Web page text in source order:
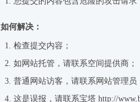
如何解决：
检查提交内容；
如网站托管，请联系空间提供商；
普通网站访客，请联系网站管理员
这是误报，请联系宝塔 http://